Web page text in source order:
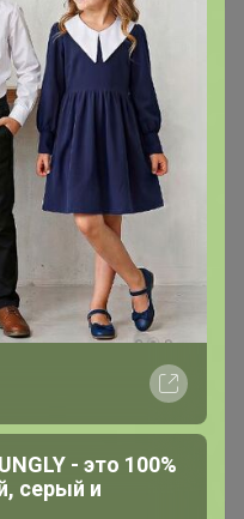
появились
появились новые
появились
сообщение[/quote]
Вы в настройках
напротив каждого из
- это 100%
серый и